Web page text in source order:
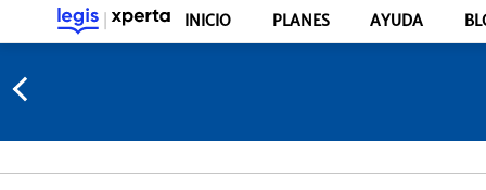
INICIO PLANES AYUDA